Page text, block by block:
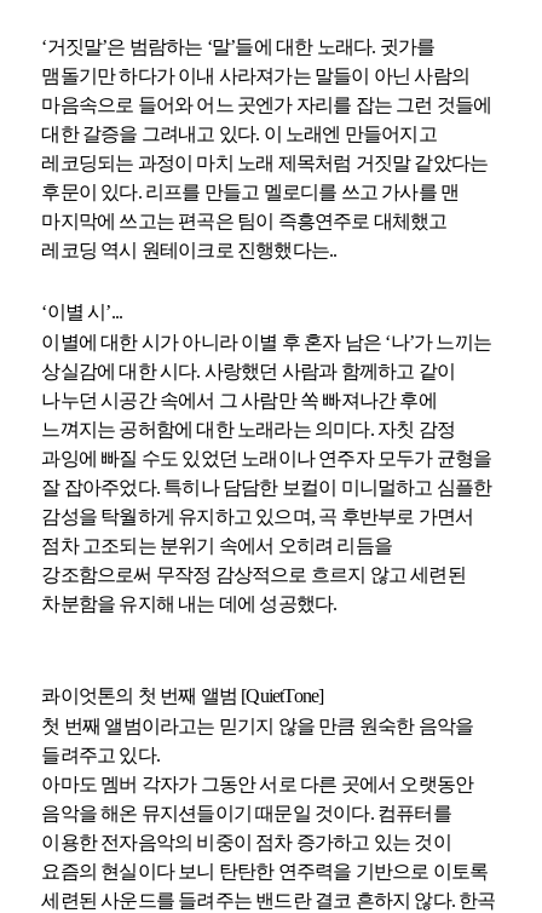
‘거짓말’은 범람하는 ‘말’들에 대한 노래다. 귓가를
맴돌기만 하다가 이내 사라져가는 말들이 아닌 사람의
마음속으로 들어와 어느 곳엔가 자리를 잡는 그런 것들에
대한 갈증을 그려내고 있다. 이 노래엔 만들어지고
레코딩되는 과정이 마치 노래 제목처럼 거짓말 같았다는
후문이 있다. 리프를 만들고 멜로디를 쓰고 가사를 맨
마지막에 쓰고는 편곡은 팀이 즉흥연주로 대체했고
레코딩 역시 원테이크로 진행했다는..
‘이별 시’...
이별에 대한 시가 아니라 이별 후 혼자 남은 ‘나’가 느끼는
상실감에 대한 시다. 사랑했던 사람과 함께하고 같이
나누던 시공간 속에서 그 사람만 쏙 빠져나간 후에
느껴지는 공허함에 대한 노래라는 의미다. 자칫 감정
과잉에 빠질 수도 있었던 노래이나 연주자 모두가 균형을
잘 잡아주었다. 특히나 담담한 보컬이 미니멀하고 심플한
감성을 탁월하게 유지하고 있으며, 곡 후반부로 가면서
점차 고조되는 분위기 속에서 오히려 리듬을
강조함으로써 무작정 감상적으로 흐르지 않고 세련된
차분함을 유지해 내는 데에 성공했다.
콰이엇톤의 첫 번째 앨범 [QuietTone]
첫 번째 앨범이라고는 믿기지 않을 만큼 원숙한 음악을
들려주고 있다.
아마도 멤버 각자가 그동안 서로 다른 곳에서 오랫동안
음악을 해온 뮤지션들이기 때문일 것이다. 컴퓨터를
이용한 전자음악의 비중이 점차 증가하고 있는 것이
요즘의 현실이다 보니 탄탄한 연주력을 기반으로 이토록
세련된 사운드를 들려주는 밴드란 결코 흔하지 않다. 한곡